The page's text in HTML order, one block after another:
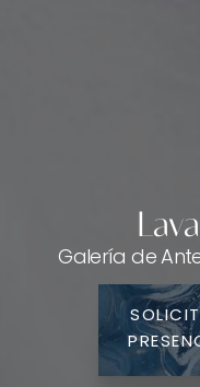
Galería de